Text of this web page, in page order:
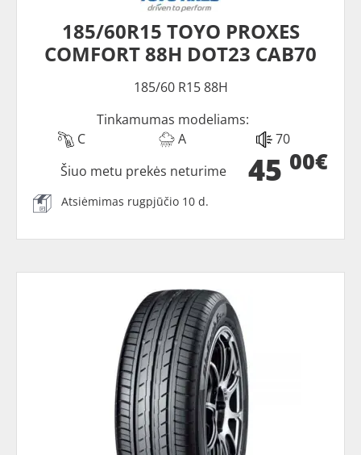
185/60R15 TOYO PROXES
COMFORT 88H DOT23 CAB70
185/60 R15 88H
Tinkamumas modeliams:
C
A 70
45 00€
Šiuo metu prekės neturime
Atsiėmimas rugpjūčio 10 d.